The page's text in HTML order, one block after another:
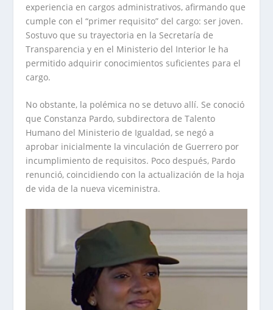
experiencia en cargos administrativos, afirmando que
cumple con el “primer requisito” del cargo: ser joven.
Sostuvo que su trayectoria en la Secretaría de
Transparencia y en el Ministerio del Interior le ha
permitido adquirir conocimientos suficientes para el
cargo.
No obstante, la polémica no se detuvo allí. Se conoció
que Constanza Pardo, subdirectora de Talento
Humano del Ministerio de Igualdad, se negó a
aprobar inicialmente la vinculación de Guerrero por
incumplimiento de requisitos. Poco después, Pardo
renunció, coincidiendo con la actualización de la hoja
de vida de la nueva viceministra.